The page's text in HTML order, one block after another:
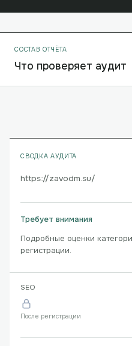
СОСТАВ ОТЧЁТА
Что проверяет аудит
СВОДКА АУДИТА
https://zavodm.su/
Требует внимания
Подробные оценки
регистрации.
SEO
После регистрации